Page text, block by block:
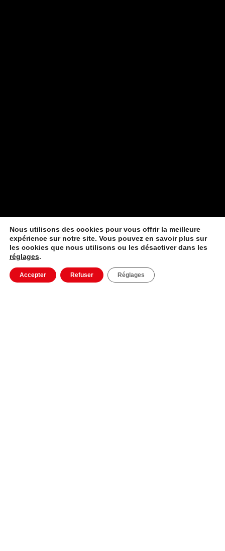
Nous utilisons des cookies pour vous offrir la meilleure
expérience sur notre site. Vous pouvez en savoir plus sur
les cookies que nous utilisons ou les désactiver dans les
réglages.
Accepter Refuser Réglages